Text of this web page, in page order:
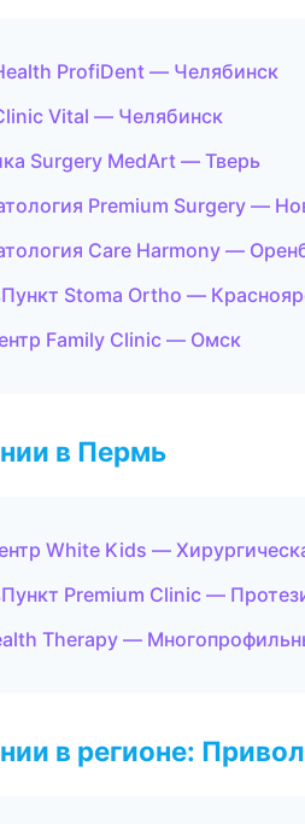
ProfiDent — Челябинск
Vital — Челябинск
Surgery MedArt — Тверь
Premium Surgery —
Care Harmony —
Stoma Ortho —
Family Clinic — Омск
в Пермь
White Kids —
Premium Clinic —
Therapy —
в регионе: